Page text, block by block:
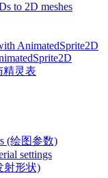
to 2D meshes
AnimatedSprite2D
精灵表
(绘图参数)
settings
射形状)